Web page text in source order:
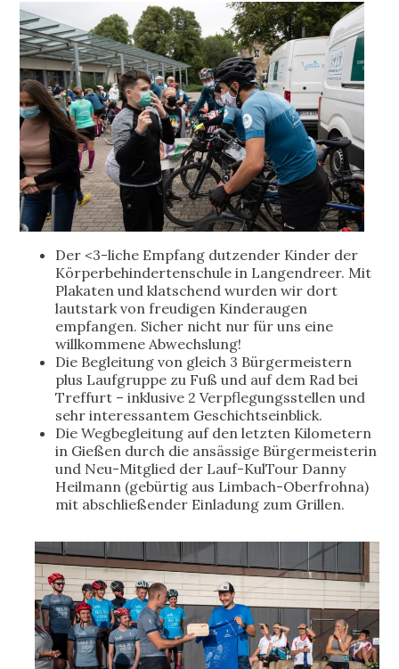
Der <3-liche Empfang dutzender Kinder der
Körperbehindertenschule in Langendreer. Mit
Plakaten und klatschend wurden wir dort
lautstark von freudigen Kinderaugen
empfangen. Sicher nicht nur für uns eine
willkommene Abwechslung!
Die Begleitung von gleich 3 Bürgermeistern
plus Laufgruppe zu Fuß und auf dem Rad bei
Treffurt – inklusive 2 Verpflegungsstellen und
sehr interessantem Geschichtseinblick.
Die Wegbegleitung auf den letzten Kilometern
in Gießen durch die ansässige Bürgermeisterin
und Neu-Mitglied der Lauf-KulTour Danny
Heilmann (gebürtig aus Limbach-Oberfrohna)
mit abschließender Einladung zum Grillen.